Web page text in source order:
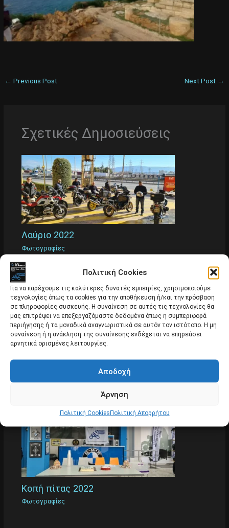
Πολιτική Cookies
Για να παρέχουμε τις καλύτερες δυνατές εμπειρίες, χρησιμοποιούμε
τεχνολογίες όπως τα cookies για την αποθήκευση ή/και την πρόσβαση
σε πληροφορίες συσκευής. Η συναίνεση σε αυτές τις τεχνολογίες θα
μας επιτρέψει να επεξεργαζόμαστε δεδομένα όπως η συμπεριφορά
περιήγησης ή τα μοναδικά αναγνωριστικά σε αυτόν τον ιστότοπο. Η μη
συναίνεση ή η ανάκληση της συναίνεσης ενδέχεται να επηρεάσει
αρνητικά ορισμένες λειτουργίες.
Αποδοχή
Άρνηση
Πολιτική CookiesΠολιτική Απορρήτου
← Previous Post Next Post →
Σχετικές Δημοσιεύσεις
Λαύριο 2022
Φωτογραφίες
BBQ στη Λέσχης μας 2022
Φωτογραφίες
Κοπή πίτας 2022
Φωτογραφίες